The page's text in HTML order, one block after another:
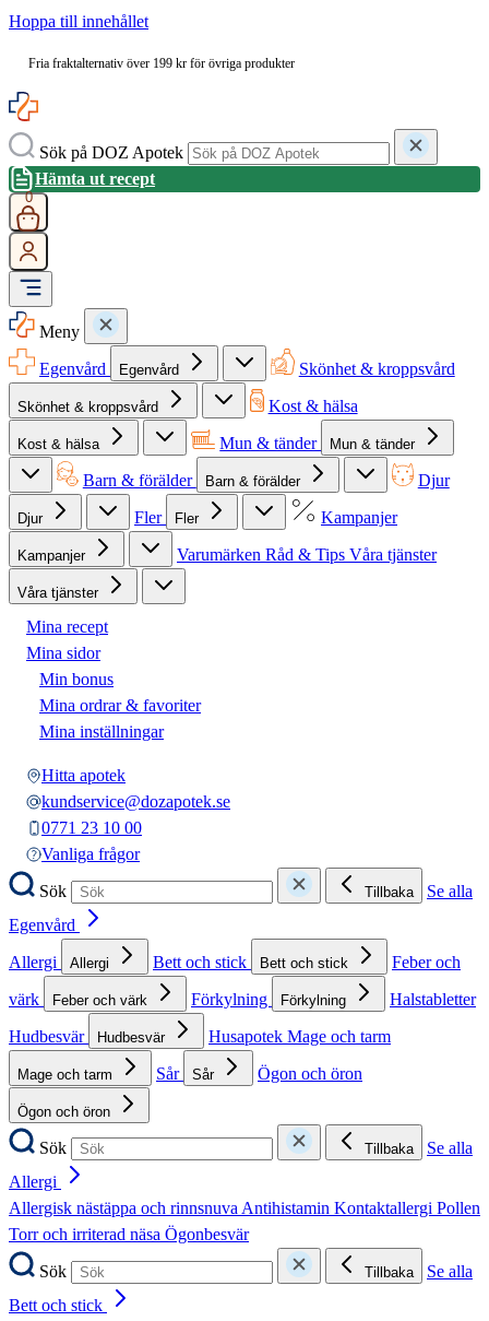
Hoppa till innehållet
Fria fraktalternativ över 199 kr för övriga produkter
Sök på DOZ Apotek
Hämta ut recept
0
Meny
Egenvård
Egenvård Skönhet & kroppsvård
Skönhet & kroppsvård Kost & hälsa
Kost & hälsa Mun & tänder Mun & tänder
Barn & förälder Barn & förälder Djur
Djur Fler Fler Kampanjer
Kampanjer Varumärken Råd & Tips Våra tjänster
Våra tjänster
Mina recept
Mina sidor
Min bonus
Mina ordrar & favoriter
Mina inställningar
Hitta apotek
kundservice@dozapotek.se
0771 23 10 00
Vanliga frågor
Sök
Tillbaka
Se alla
Egenvård
Allergi
Allergi Bett och stick Bett och stick
Feber och
värk
Feber och värk Förkylning Förkylning
Halstabletter
Hudbesvär
Hudbesvär Husapotek Mage och tarm
Mage och tarm Sår Sår Ögon och öron
Ögon och öron
Sök Tillbaka
Se alla
Allergi
Allergisk nästäppa och rinnsnuvaAntihistamin Kontaktallergi Pollen
Torr och irriterad näsa Ögonbesvär
Sök
Tillbaka
Se alla
Bett och stick